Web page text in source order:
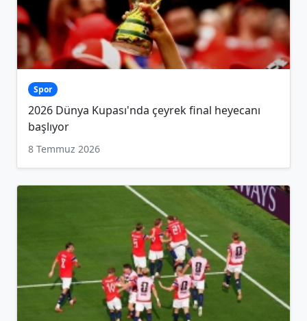
Spor
2026 Dünya Kupası'nda çeyrek final heyecanı
başlıyor
8 Temmuz 2026